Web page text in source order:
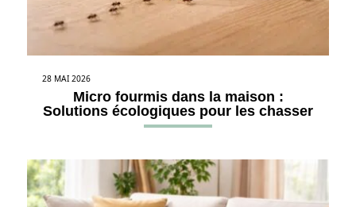
28 MAI 2026
Micro fourmis dans la maison :
Solutions écologiques pour les chasser